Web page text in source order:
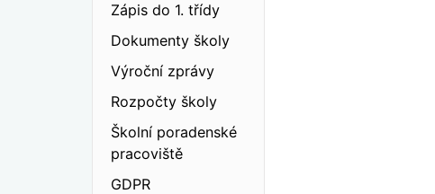
Zápis do 1. třídy
Dokumenty školy
Výroční zprávy
Rozpočty školy
Školní poradenské
pracoviště
GDPR